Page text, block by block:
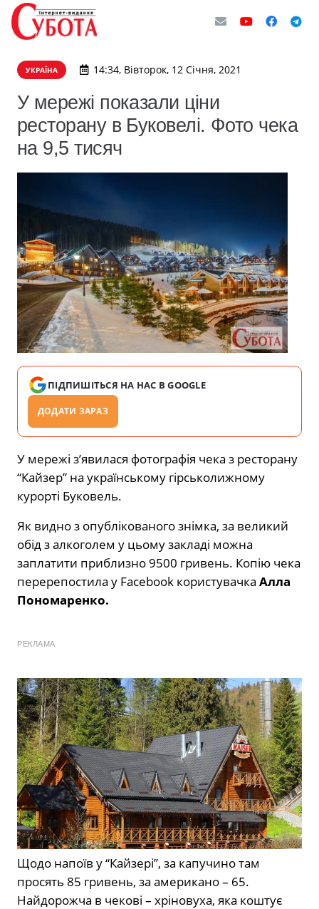
УКРАЇНА 14:34, Вівторок, 12 Січня, 2021
У мережі показали ціни
ресторану в Буковелі. Фото чека
на 9,5 тисяч
ПІДПИШІТЬСЯ НА НАС В GOOGLE
ДОДАТИ ЗАРАЗ
У мережі з’явилася фотографія чека з ресторану
“Кайзер” на українському гірськолижному
курорті Буковель.
Як видно з опублікованого знімка, за великий
обід з алкоголем у цьому закладі можна
заплатити приблизно 9500 гривень. Копію чека
перерепостила у Facebook користувачка Алла
Пономаренко.
РЕКЛАМА
Щодо напоїв у “Кайзері”, за капучино там
просять 85 гривень, за американо – 65.
Найдорожча в чекові – хріновуха, яка коштує